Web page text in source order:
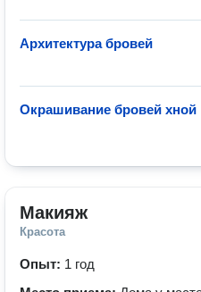
Архитектура бровей
Окрашивание бровей хной
Макияж
Красота
Опыт: 1 год